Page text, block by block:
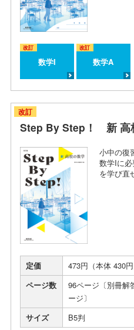
改訂
数学I
改訂
数学A
改訂
Step By Step！ 新 高
小中の復
数学Iに
を学び直
定価
473円（本体 430円
ページ数
96ページ〔別冊解
ージ〕
サイズ
B5判